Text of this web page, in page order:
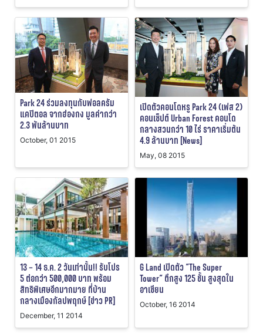
Park 24 ร่วมลงทุนกับฟอลครัม
แคปิตอล จากฮ่องกง มูลค่ากว่า
2.3 พันล้านบาท
October, 01 2015
เปิดตัวคอนโดหรู Park 24 (เฟส 2)
คอนเซ็ปต์ Urban Forest คอนโด
กลางสวนกว่า 10 ไร่ ราคาเริ่มต้น
4.9 ล้านบาท [News]
May, 08 2015
13 – 14 ธ.ค. 2 วันเท่านั้น!! รับโปร
5 ต่อกว่า 500,000 บาท พร้อม
สิทธิพิเศษอีกมากมาย ที่บ้าน
กลางเมืองกัลปพฤกษ์ [ข่าว PR]
December, 11 2014
G Land เปิดตัว “The Super
Tower” ตึกสูง 125 ชั้น สูงสุดใน
อาเซียน
October, 16 2014